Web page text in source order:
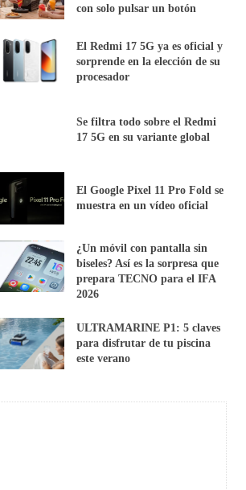
con solo pulsar un botón
El Redmi 17 5G ya es oficial y
sorprende en la elección de su
procesador
Se filtra todo sobre el Redmi
17 5G en su variante global
El Google Pixel 11 Pro Fold se
muestra en un vídeo oficial
¿Un móvil con pantalla sin
biseles? Así es la sorpresa que
prepara TECNO para el IFA
2026
ULTRAMARINE P1: 5 claves
para disfrutar de tu piscina
este verano